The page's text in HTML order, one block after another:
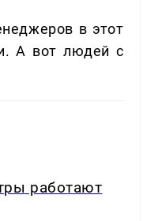
в этот
А вот людей с
работают